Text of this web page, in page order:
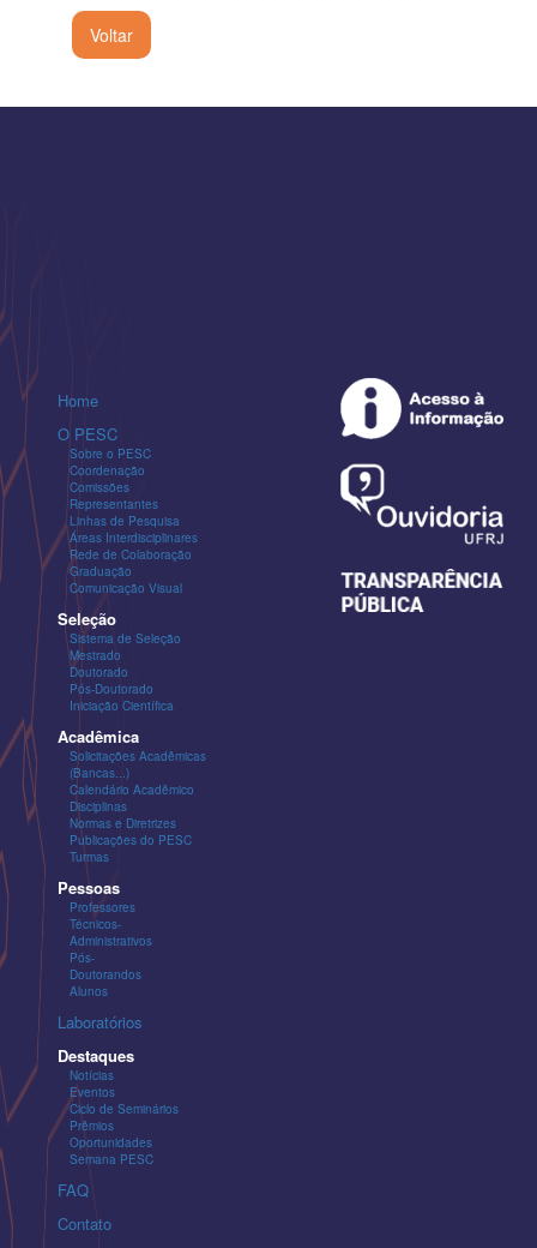
Voltar
Home
O PESC
Sobre o PESC
Coordenação
Comissões
Representantes
Linhas de Pesquisa
Áreas Interdisciplinares
Rede de Colaboração
Graduação
Comunicação Visual
Seleção
Sistema de Seleção
Mestrado
Doutorado
Pós-Doutorado
Iniciação Científica
Acadêmica
Solicitações Acadêmicas
(Bancas...)
Calendário Acadêmico
Disciplinas
Normas e Diretrizes
Publicações do PESC
Turmas
Pessoas
Professores
Técnicos-
Administrativos
Pós-
Doutorandos
Alunos
Laboratórios
Destaques
Notícias
Eventos
Ciclo de Seminários
Prêmios
Oportunidades
Semana PESC
FAQ
Contato